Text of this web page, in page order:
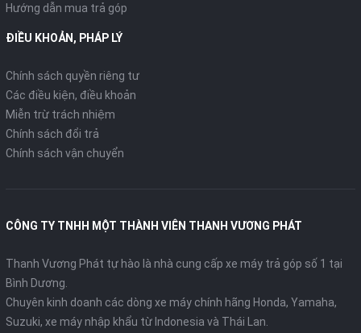
Hướng dẫn mua trả góp
ĐIỀU KHOẢN, PHÁP LÝ
Chính sách quyền riêng tư
Các điều kiện, điều khoản
Miễn trừ trách nhiệm
Chính sách đổi trả
Chính sách vận chuyển
CÔNG TY TNHH MỘT THÀNH VIÊN THANH VƯƠNG PHÁT
Thanh Vương Phát tự hào là nhà cung cấp xe máy trả góp số 1 tại
Bình Dương.
Chuyên kinh doanh các dòng xe máy chính hãng Honda, Yamaha,
Suzuki, xe máy nhập khẩu từ Indonesia và Thái Lan.